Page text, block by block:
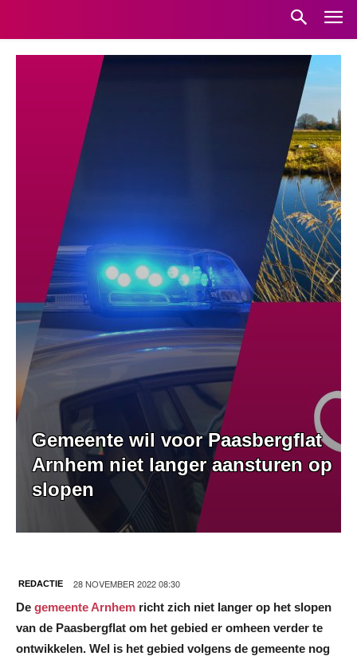
Gemeente wil voor Paasbergflat
Arnhem niet langer aansturen op
slopen
REDACTIE 28 NOVEMBER 2022 08:30
De gemeente Arnhem richt zich niet langer op het slopen
van de Paasbergflat om het gebied er omheen verder te
ontwikkelen. Wel is het gebied volgens de gemeente nog